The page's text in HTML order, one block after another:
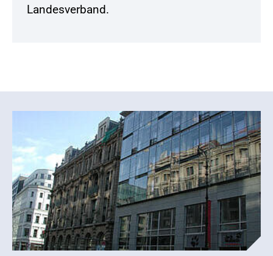
Landesverband.